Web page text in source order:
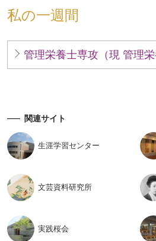
私の一週間
管理栄養士専攻（現 管理
関連サイト
生涯学習センター
文芸資料研究所
実践桜会